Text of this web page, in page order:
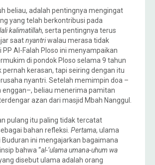
beliau, adalah pentingnya mengingat
yang telah berkontribusi pada
kalimatillah, serta pentingnya terus
saatnyantriwalau merasa tidak
PP Al-Falah Ploso ini menyampaikan
di pondok Ploso selama 9 tahun
pernah kerasan, tapi seiring dengan itu
nyantri. Setelah memimpin doa –
enggan–, beliau menerima pamitan
azan dari masjid Mbah Nanggul.
pulang itu paling tidak tercatat
bahan refleksi. Pertama, ulama
ini mengajarkan bagaimana
bahwa “al-‘ulama umana-uhum wa
disebut ulama adalah orang